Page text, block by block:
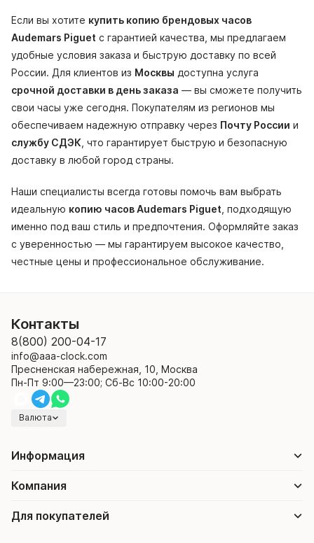
Если вы хотите купить копию брендовых часов
Audemars Piguet с гарантией качества, мы предлагаем
удобные условия заказа и быструю доставку по всей
России. Для клиентов из Москвы доступна услуга
срочной доставки в день заказа — вы сможете получить
свои часы уже сегодня. Покупателям из регионов мы
обеспечиваем надежную отправку через Почту России и
службу СДЭК , что гарантирует быструю и безопасную
доставку в любой город страны.
Наши специалисты всегда готовы помочь вам выбрать
идеальную копию часов Audemars Piguet , подходящую
именно под ваш стиль и предпочтения. Оформляйте заказ
с уверенностью — мы гарантируем высокое качество,
честные цены и профессиональное обслуживание.
Контакты
8(800) 200-04-17
info@aaa-clock.com
Пресненская набережная, 10, Москва
Пн-Пт 9:00—23:00; Сб-Вс 10:00-20:00
Валюта
Информация
Компания
Для покупателей